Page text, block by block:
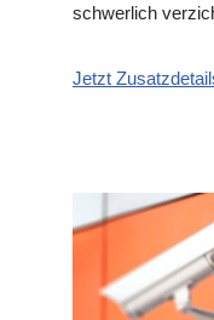
schwerlich
Jetzt